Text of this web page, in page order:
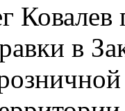
в